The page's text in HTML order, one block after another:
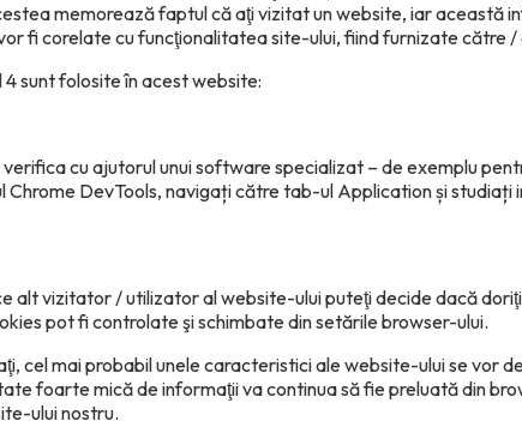
memorează faptul că aţi vizitat un website, iar această
fi corelate cu funcţionalitatea site-ului, fiind furnizate către /
sunt folosite în acest website:
cu ajutorul unui software specializat – de exemplu
Chrome DevTools, navigați către tab-ul Application și
alt vizitator / utilizator al website-ului puteţi decide dacă
pot fi controlate şi schimbate din setările browser-ului.
cel mai probabil unele caracteristici ale website-ului se vor
foarte mică de informaţii va continua să fie preluată din
ului nostru.